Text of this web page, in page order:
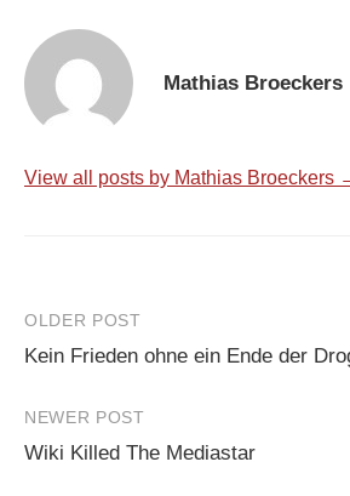
Mathias Broeckers
View all posts by Mathias Broeckers
Post
navigation
OLDER POST
Kein Frieden ohne ein Ende der
NEWER POST
Wiki Killed The Mediastar